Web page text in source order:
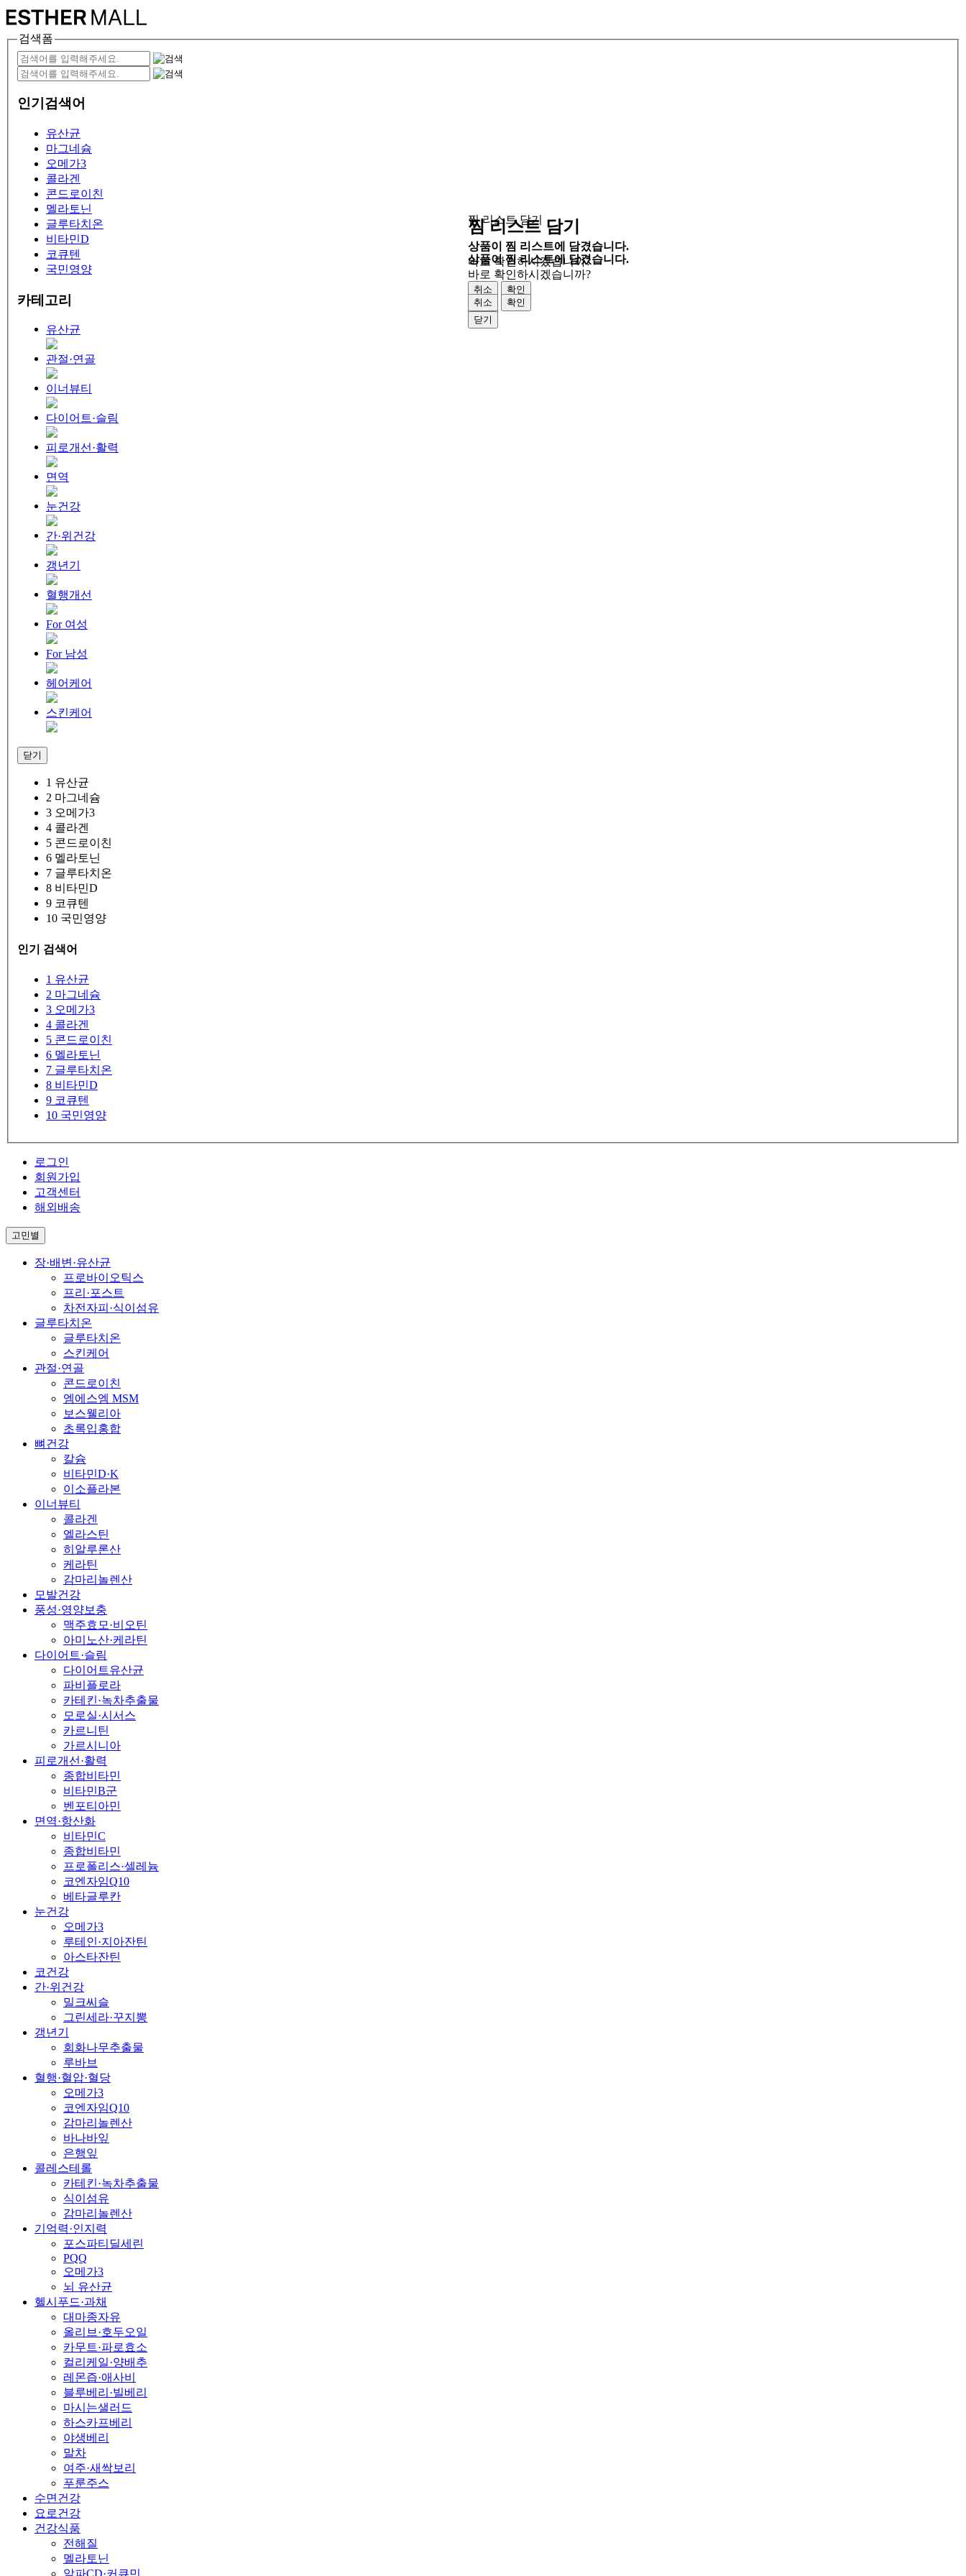
검색폼
인기검색어
유산균
마그네슘
오메가3
콜라겐
콘드로이친
멜라토닌
글루타치온
비타민D
코큐텐
국민영양
카테고리
유산균
관절·연골
이너뷰티
다이어트·슬림
피로개선·활력
면역
눈건강
간·위건강
갱년기
혈행개선
For 여성
For 남성
헤어케어
스킨케어
닫기
1 유산균
2 마그네슘
3 오메가3
4 콜라겐
5 콘드로이친
6 멜라토닌
7 글루타치온
8 비타민D
9 코큐텐
10 국민영양
인기 검색어
1 유산균
2 마그네슘
3 오메가3
4 콜라겐
5 콘드로이친
6 멜라토닌
7 글루타치온
8 비타민D
9 코큐텐
10 국민영양
로그인
회원가입
고객센터
해외배송
고민별
장·배변·유산균
프로바이오틱스
프리·포스트
차전자피·식이섬유
글루타치온
글루타치온
스킨케어
관절·연골
콘드로이친
엠에스엠 MSM
보스웰리아
초록입홍합
뼈건강
칼슘
비타민D·K
이소플라본
이너뷰티
콜라겐
엘라스틴
히알루론산
케라틴
감마리놀렌산
모발건강
풍성·영양보충
맥주효모·비오틴
아미노산·케라틴
다이어트·슬림
다이어트유산균
파비플로라
카테킨·녹차추출물
모로실·시서스
카르니틴
가르시니아
피로개선·활력
종합비타민
비타민B군
벤포티아민
면역·항산화
비타민C
종합비타민
프로폴리스·셀레늄
코엔자임Q10
베타글루칸
눈건강
오메가3
루테인·지아잔틴
아스타잔틴
코건강
간·위건강
밀크씨슬
그린세라·꾸지뽕
갱년기
회화나무추출물
루바브
혈행·혈압·혈당
오메가3
코엔자임Q10
감마리놀렌산
바나바잎
은행잎
콜레스테롤
카테킨·녹차추출물
식이섬유
감마리놀렌산
기억력·인지력
포스파티딜세린
PQQ
오메가3
뇌 유산균
헬시푸드·과채
대마종자유
올리브·호두오일
카무트·파로효소
컬리케일·양배추
레몬즙·애사비
블루베리·빌베리
마시는샐러드
하스카프베리
야생베리
말차
여주·새싹보리
푸룬주스
수면건강
요로건강
건강식품
전해질
멜라토닌
알파CD·커큐민
찜 리스트 담기
상품이 찜 리스트에 담겼습니다.
바로 확인하시겠습니까?
취소
확인
닫기
찜 리스트 담기
상품이 찜 리스트에 담겼습니다.
바로 확인하시겠습니까?
취소
확인
닫기